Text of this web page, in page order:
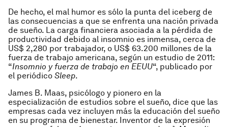
De hecho, el mal humor es sólo la punta del iceberg de
las consecuencias a que se enfrenta una nación privada
de sueño. La carga financiera asociada a la pérdida de
productividad debido al insomnio es inmensa, cerca de
US$ 2,280 por trabajador, o US$ 63.200 millones de la
fuerza de trabajo americana, según un estudio de 2011:
“Insomnio y fuerza de trabajo en EEUU“, publicado por
el periódico Sleep.
James B. Maas, psicólogo y pionero en la
especialización de estudios sobre el sueño, dice que las
empresas cada vez incluyen más la educación del sueño
en su programa de bienestar. Inventor de la expresión